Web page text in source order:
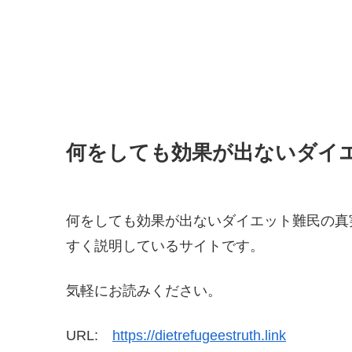
何をしても効果が出ないダイ
何をしても効果が出ないダイエット難民の
すく説明しているサイトです。
気軽にお読みください。
URL: https://dietrefugeestruth.link